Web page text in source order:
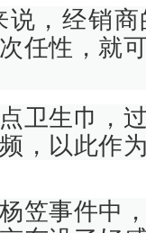
，经销
任性，就
卫生巾，
，以此作
笠事件中